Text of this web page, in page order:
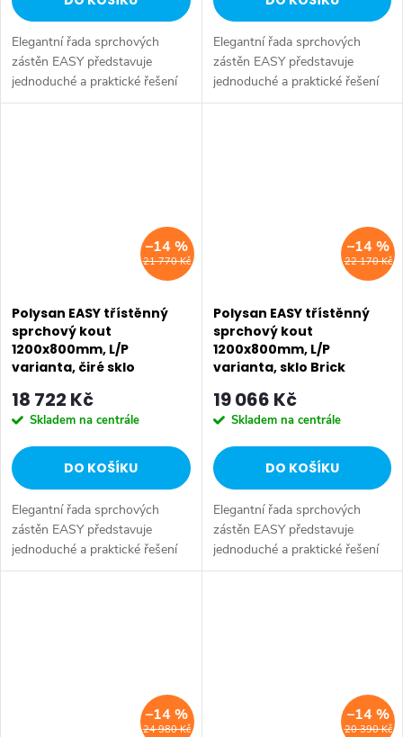
Elegantní řada sprchových
zástěn EASY představuje
jednoduché a praktické řešení
pro sprchování ve svěžím a
Elegantní řada sprchových
zástěn EASY představuje
jednoduché a praktické řešení
pro sprchování ve svěžím a
21 770 Kč
–14 %
Polysan EASY třístěnný
sprchový kout
1200x800mm, L/P
varianta, čiré sklo
18 722 Kč
Skladem na centrále
DO KOŠÍKU
Elegantní řada sprchových
zástěn EASY představuje
jednoduché a praktické řešení
pro sprchování ve svěžím a
22 170 Kč
–14 %
Polysan EASY třístěnný
sprchový kout
1200x800mm, L/P
varianta, sklo Brick
19 066 Kč
Skladem na centrále
DO KOŠÍKU
Elegantní řada sprchových
zástěn EASY představuje
jednoduché a praktické řešení
pro sprchování ve svěžím a
24 980 Kč
–14 %
20 390 Kč
–14 %